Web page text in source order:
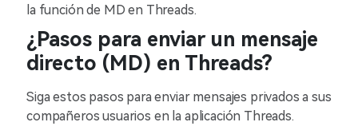
la función de MD en Threads.
¿Pasos para enviar un mensaje
directo (MD) en Threads?
Siga estos pasos para enviar mensajes privados a sus
compañeros usuarios en la aplicación Threads.